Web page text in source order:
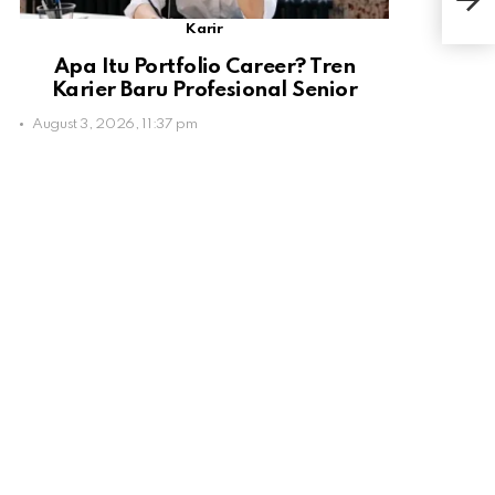
Karir
Apa Itu Portfolio Career? Tren
Karier Baru Profesional Senior
August 3, 2026, 11:37 pm